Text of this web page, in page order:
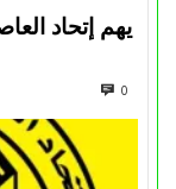
يهم إتحاد
0